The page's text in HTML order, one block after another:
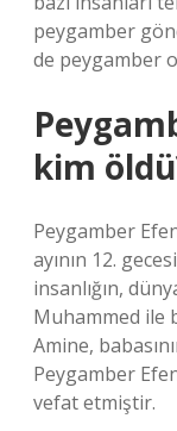
peygamber
de peygamber
kim
Peygamber
ayının 12.
insanlığın,
Muhammed ile
Amine,
Peygamber
vefat etmiştir.